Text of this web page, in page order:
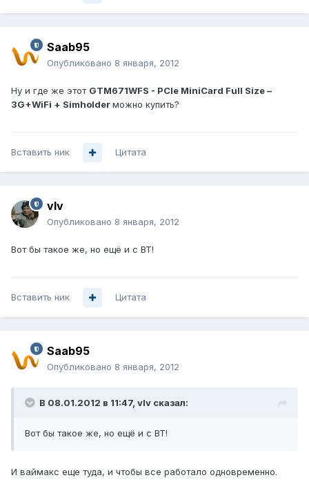
Saab95
Опубликовано 8 января, 2012
Ну и где же этот GTM671WFS - PCIe MiniCard Full Size –
3G+WiFi + Simholderможно купить?
Вставить ник Цитата
vIv
Опубликовано 8 января, 2012
Вот бы такое же, но ещё и с BT!
Вставить ник Цитата
Saab95
Опубликовано 8 января, 2012
В 08.01.2012 в 11:47, vIv сказал:
Вот бы такое же, но ещё и с BT!
И ваймакс еще туда, и чтобы все работало одновременно.